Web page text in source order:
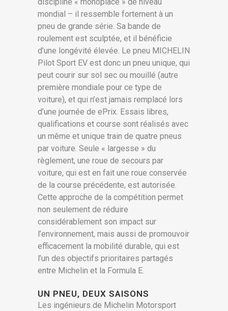
discipline « monoplace » de niveau
mondial – il ressemble fortement à un
pneu de grande série. Sa bande de
roulement est sculptée, et il bénéficie
d’une longévité élevée. Le pneu MICHELIN
Pilot Sport EV est donc un pneu unique, qui
peut courir sur sol sec ou mouillé (autre
première mondiale pour ce type de
voiture), et qui n’est jamais remplacé lors
d’une journée de ePrix. Essais libres,
qualifications et course sont réalisés avec
un même et unique train de quatre pneus
par voiture. Seule « largesse » du
règlement, une roue de secours par
voiture, qui est en fait une roue conservée
de la course précédente, est autorisée.
Cette approche de la compétition permet
non seulement de réduire
considérablement son impact sur
l’environnement, mais aussi de promouvoir
efficacement la mobilité durable, qui est
l’un des objectifs prioritaires partagés
entre Michelin et la Formula E.
UN PNEU, DEUX SAISONS
Les ingénieurs de Michelin Motorsport